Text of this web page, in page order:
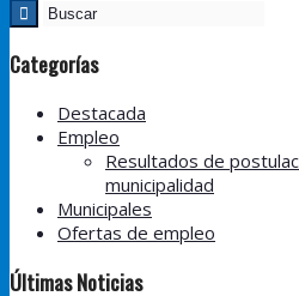
Categorías
Destacada
Empleo
Resultados de
municipalidad
Municipales
Ofertas de empleo
Últimas Noticias